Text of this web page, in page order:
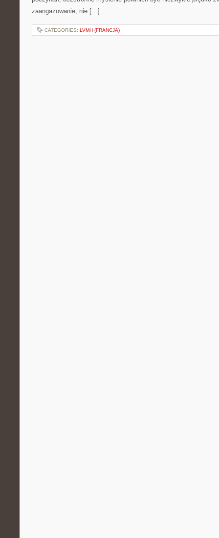
zaangażowanie, nie […]
CATEGORIES: LVMH (FRANCJA)